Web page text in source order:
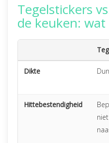
Tegelstickers
de keuken:
Dikte
Hittebestendigheid